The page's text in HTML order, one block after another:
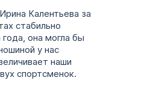
Калентьева за
стабильно
она могла бы
у нас
наши
спортсменок.